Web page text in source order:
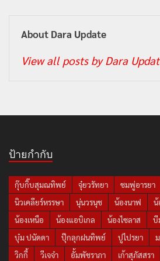
About Dara Update
View all posts by Dara
ป้ายกำกับ
กุ๊บกิ๊บสุมณทิพย์ จุ๋ยวรัทยา ชมพู่อารยา
นิวเคลียร์หรรษา
นุ่นวรนุช น้องนาฟ น้
น้องเหนือ
น้องแอบิเกล น้องไซลาส บี
บุ๋ม ปนัดดา
ปุ๊กลุกฝนทิพย์ ปูไปรยา
วิกกี้
วีเจจ๋า อั้มพัชราภา เก้าสุภัสสรา